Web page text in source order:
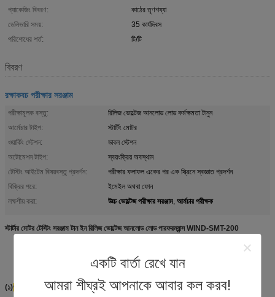
একটি বার্তা রেখে যান
আমরা শীঘ্রই আপনাকে আবার কল করব!
প্যাকেজিং বিবরণ:
কাঠের তৃণশয্যা
ডেলিভারি সময়:
35 কার্যদিবস
পরিশোধের শর্ত:
টি/টি
বিবরণ
রক্ষাকবচ পরীক্ষার সরঞ্জাম
পরীক্ষামূলক বস্তু:
রিলিজ ভোল্টেজ আনলোড লোড কর্মক্ষমতা টানুন
আর্মেচার টাইপ:
স্টার্টিং মোটর
ওয়ার্কিং স্টেশন:
ডাবল স্টেশন
অটোমেশন টাইপ:
স্বয়ংক্রিয় অবস্থান
টেস্টিং আইটেম বিষয়বস্তু প্রদর্শন:
পরীক্ষার ফলাফল একের পর এক স্ক্রিনে স্বজ্ঞাত প্রদর্শন
বিক্রির পরে:
ইমেইল অথবা ফোন
লক্ষণীয় করা:
উচ্চ ভোল্টেজ পরীক্ষার সরঞ্জাম, আর্মচার পরীক্ষক
স্টার্টার মোটর টেস্টিং সরঞ্জাম টান ইন রিলিজ ভোল্টেজ আনলোড লোড পারফরম্যান্স WIND-SMT-200
(১)প্রয়োগ